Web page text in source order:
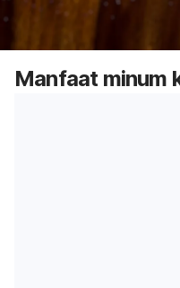
Manfaat minum